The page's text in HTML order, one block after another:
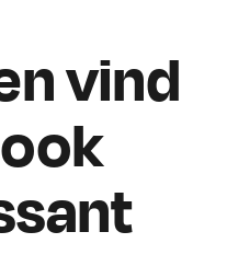
vind